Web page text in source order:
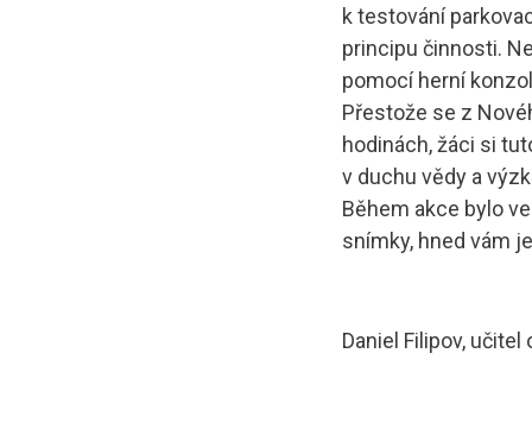
k testování
principu činnosti.
pomocí herní
Přestože se z
hodinách, žáci si
v duchu vědy a
Během akce bylo
snímky, hned vám
Daniel Filipov,